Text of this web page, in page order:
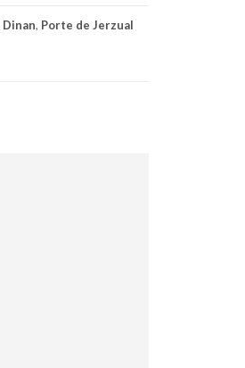
Dinan, Porte de Jerzual